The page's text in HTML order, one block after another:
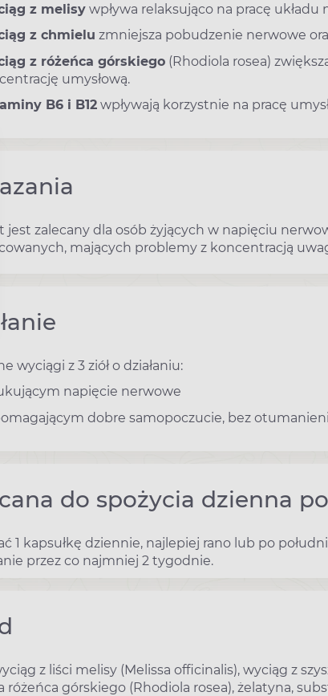
z melisy wpływa relaksująco na pracę
z chmielu zmniejsza pobudzenie nerwowe
z różeńca górskiego (Rhodiola rosea)
umysłową.
B6 i B12 wpływają korzystnie na pracę
jest zalecany dla osób żyjących w napięciu
mających problemy z koncentracją
wyciągi z 3 ziół o działaniu:
napięcie nerwowe
dobre samopoczucie, bez
do spożycia dzienna
1 kapsułkę dziennie, najlepiej rano lub po
przez co najmniej 2 tygodnie.
z liści melisy (Melissa officinalis), wyciąg z
różeńca górskiego (Rhodiola rosea), żelatyna,